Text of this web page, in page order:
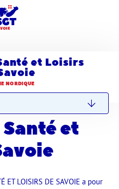
et Loisirs
NORDIQUE
et
ET LOISIRS DE SAVOIE a pour